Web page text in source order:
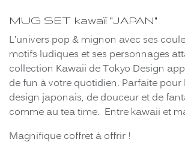
MUG SET kawaïï "JAPAN"
L’univers pop & mignon avec ses
motifs ludiques et ses personnages
collection Kawaii de Tokyo Design
de fun à votre quotidien. Parfaite
design japonais, de douceur et de
comme au tea time. Entre kawaii et
Magnifique coffret à offrir !